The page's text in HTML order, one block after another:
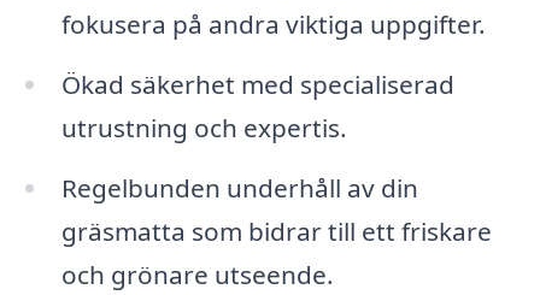
fokusera på andra viktiga uppgifter.
Ökad säkerhet med specialiserad
utrustning och expertis.
Regelbunden underhåll av din
gräsmatta som bidrar till ett friskare
och grönare utseende.